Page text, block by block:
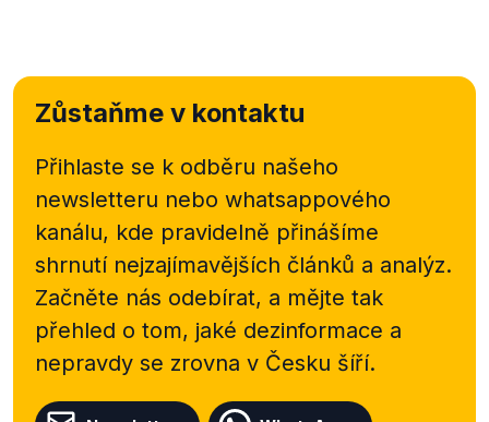
Zůstaňme v kontaktu
Přihlaste se k odběru našeho
newsletteru nebo whatsappového
kanálu, kde pravidelně přinášíme
shrnutí nejzajímavějších článků a analýz.
Začněte nás odebírat, a mějte tak
přehled o tom, jaké dezinformace a
nepravdy se zrovna v Česku šíří.